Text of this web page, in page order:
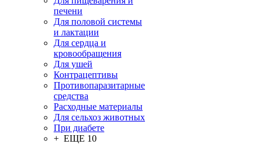
печени
Для половой системы
и лактации
Для сердца и
кровообращения
Для ушей
Контрацептивы
Противопаразитарные
средства
Расходные материалы
Для сельхоз животных
При диабете
+ ЕЩЕ 10